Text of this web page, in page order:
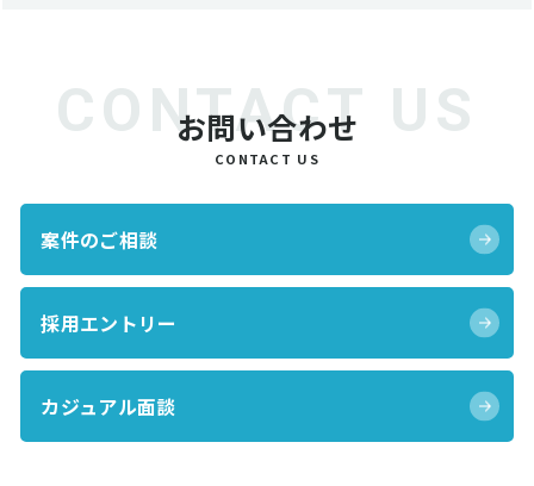
お問い合わせ
CONTACT US
案件のご相談
採用エントリー
カジュアル面談